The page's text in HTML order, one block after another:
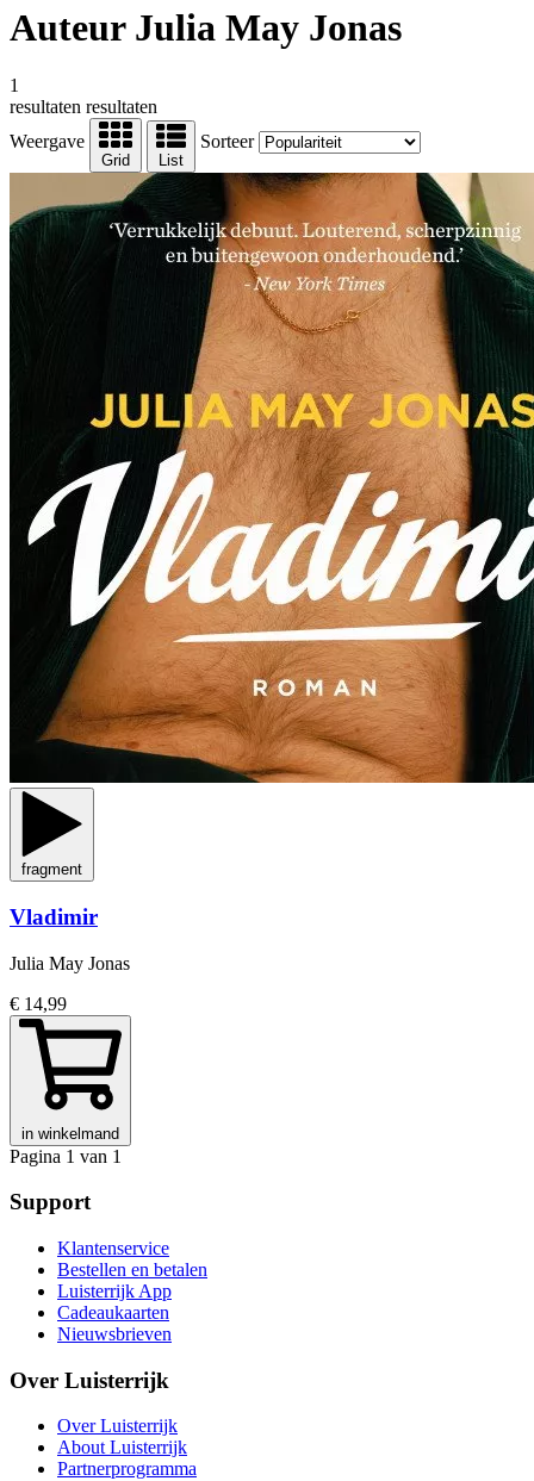
Auteur Julia May Jonas
1
resultaten resultaten
Weergave
Grid List
Sorteer
fragment
Vladimir
Julia May Jonas
€ 14,99
in winkelmand
Pagina 1 van 1
Support
Klantenservice
Bestellen en betalen
Luisterrijk App
Cadeaukaarten
Nieuwsbrieven
Over Luisterrijk
Over Luisterrijk
About Luisterrijk
Partnerprogramma